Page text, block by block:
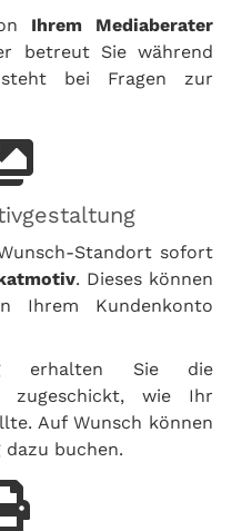
Ihrem Mediaberater
betreut Sie während
bei Fragen zur
Standort sofort
. Dieses können
Ihrem Kundenkonto
erhalten Sie die
zugeschickt, wie Ihr
Auf Wunsch können
buchen.